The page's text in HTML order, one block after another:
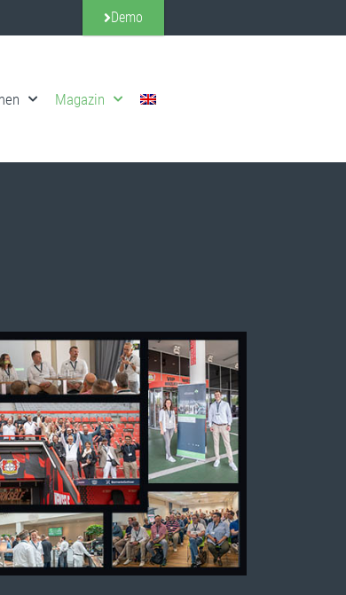
Demo
Magazin